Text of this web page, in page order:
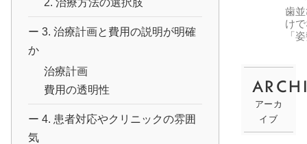
3. 治療計画と費用の説明が明確
か
治療計画
費用の透明性
4. 患者対応やクリニックの雰囲
気
の
方
歯
け
「
効果
アーカ
イブ